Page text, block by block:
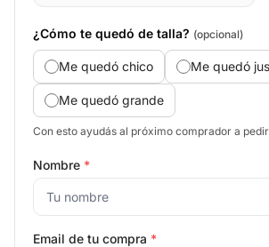
¿Cómo te quedó de talla? (opcional)
Me quedó chico Me quedó
Me quedó grande
Con esto ayudás al próximo comprador a
Nombre *
Email de tu compra *